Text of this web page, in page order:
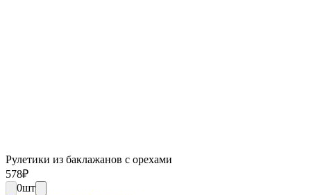
Рулетики из баклажанов с орехами
578₽
0шт